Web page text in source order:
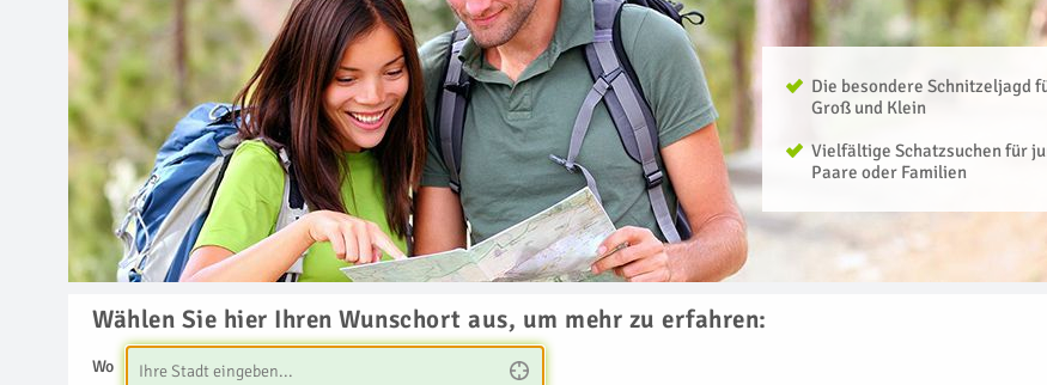
Die besondere Schnitzeljagd
Groß und Klein
Vielfältige Schatzsuchen für
Paare oder Familien
Wählen Sie hier Ihren Wunschort aus, um mehr zu erfahren:
Wo